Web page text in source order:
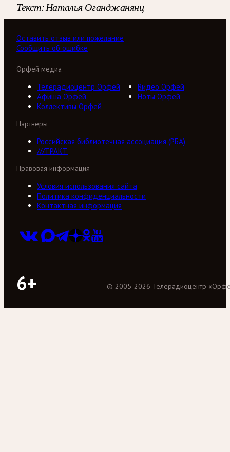
Текст: Наталья Оганджанянц
Оставить отзыв или пожелание
Сообщить об ошибке
Орфей медиа
Телерадиоцентр Орфей
Видео Орфей
Афиша Орфей
Ноты Орфей
Коллективы Орфей
Партнеры
Российская библиотечная ассоциация (РБА)
///ТРАКТ
Правовая информация
Условия использования сайта
Политика конфиденциальности
Контактная информация
6+ © 2005-2026 Телерадиоцентр